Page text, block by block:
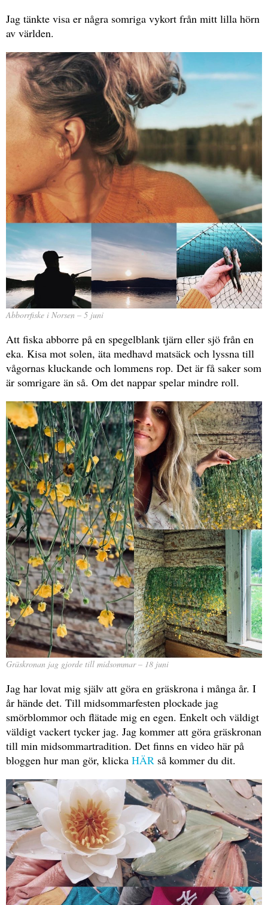
Jag tänkte visa er några somriga vykort från mitt lilla hörn
av världen.
Abborrfiske i Norsen – 5 juni
Att fiska abborre på en spegelblank tjärn eller sjö från en
eka. Kisa mot solen, äta medhavd matsäck och lyssna till
vågornas kluckande och lommens rop. Det är få saker som
är somrigare än så. Om det nappar spelar mindre roll.
Gräskronan jag gjorde till midsommar – 18 juni
Jag har lovat mig själv att göra en gräskrona i många år. I
år hände det. Till midsommarfesten plockade jag
smörblommor och flätade mig en egen. Enkelt och väldigt
väldigt vackert tycker jag. Jag kommer att göra gräskronan
till min midsommartradition. Det finns en video här på
bloggen hur man gör, klicka HÄR så kommer du dit.